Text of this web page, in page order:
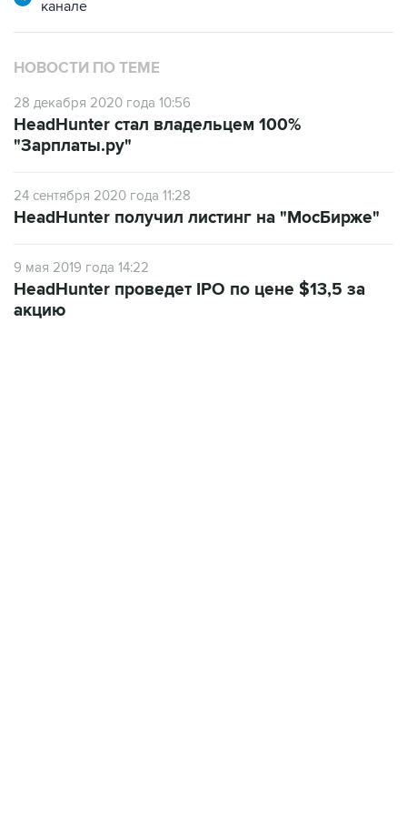
канале
НОВОСТИ ПО ТЕМЕ
28 декабря 2020 года 10:56
HeadHunter стал владельцем 100%
"Зарплаты.ру"
24 сентября 2020 года 11:28
HeadHunter получил листинг на "МосБирже"
9 мая 2019 года 14:22
HeadHunter проведет IPO по цене $13,5 за
акцию